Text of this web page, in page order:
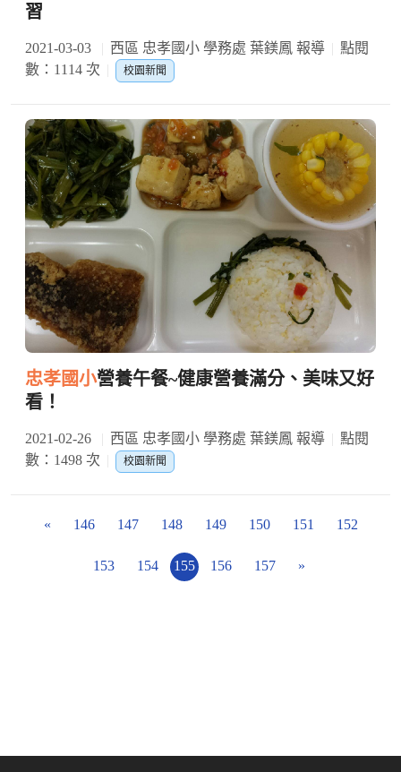
習
2021-03-03 西區 忠孝國小 學務處 葉鎂鳳 報導
點閱
數：1114 次
校園新聞
忠孝國小營養午餐~健康營養滿分、美味又好
看！
2021-02-26 西區 忠孝國小 學務處 葉鎂鳳 報導
點閱
數：1498 次
校園新聞
« 146 147 148 149 150 151 152
153 154 155 156 157 »